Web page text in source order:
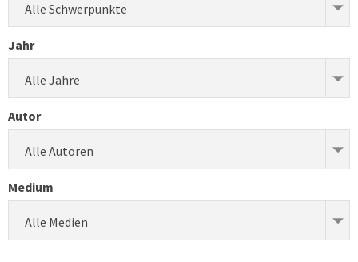
Alle Schwerpunkte
Jahr
Alle Jahre
Autor
Alle Autoren
Medium
Alle Medien